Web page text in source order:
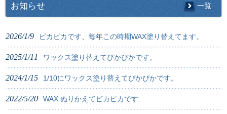
お知らせ 一覧
2026/1/9 ピカピカです、毎年この時期WAX塗り替えてます。
2025/1/11 ワックス塗り替えてぴかぴかです。
2024/1/15 1/10にワックス塗り替えてぴかぴかです。
2022/5/20 WAX ぬりかえてピカピカです